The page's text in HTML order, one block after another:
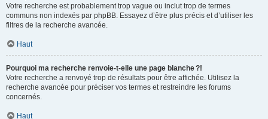
Votre recherche est probablement trop vague ou inclut trop de termes
communs non indexés par phpBB. Essayez d’être plus précis et d’utiliser les
filtres de la recherche avancée.
Haut
Pourquoi ma recherche renvoie-t-elle une page blanche ?!
Votre recherche a renvoyé trop de résultats pour être affichée. Utilisez la
recherche avancée pour préciser vos termes et restreindre les forums
concernés.
Haut